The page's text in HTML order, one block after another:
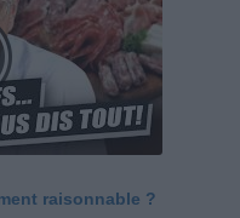
raisonnable ?